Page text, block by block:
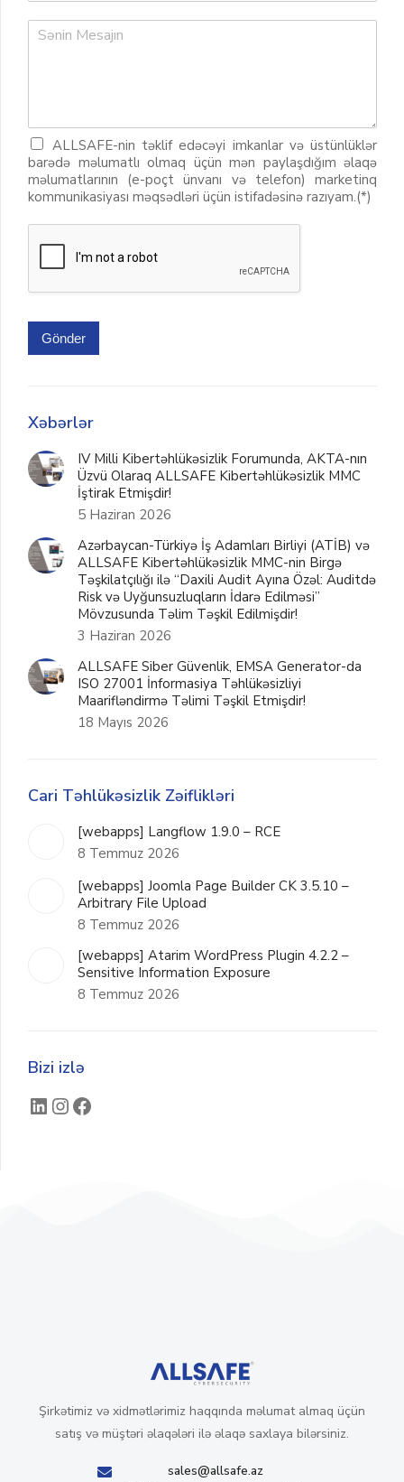
ALLSAFE-nin təklif edəcəyi imkanlar və üstünlüklər
barədə məlumatlı olmaq üçün mən paylaşdığım əlaqə
məlumatlarının (e-poçt ünvanı və telefon) marketinq
kommunikasiyası məqsədləri üçün istifadəsinə razıyam.(*)
Gönder
Xəbərlər
IV Milli Kibertəhlükəsizlik Forumunda, AKTA-nın
Üzvü Olaraq ALLSAFE Kibertəhlükəsizlik MMC
İştirak Etmişdir!
5 Haziran 2026
Azərbaycan-Türkiyə İş Adamları Birliyi (ATİB) və
ALLSAFE Kibertəhlükəsizlik MMC-nin Birgə
Təşkilatçılığı ilə “Daxili Audit Ayına Özəl: Auditdə
Risk və Uyğunsuzluqların İdarə Edilməsi”
Mövzusunda Təlim Təşkil Edilmişdir!
3 Haziran 2026
ALLSAFE Siber Güvenlik, EMSA Generator-da
ISO 27001 İnformasiya Təhlükəsizliyi
Maarifləndirmə Təlimi Təşkil Etmişdir!
18 Mayıs 2026
Cari Təhlükəsizlik Zəiflikləri
[webapps] Langflow 1.9.0 – RCE
8 Temmuz 2026
[webapps] Joomla Page Builder CK 3.5.10 –
Arbitrary File Upload
8 Temmuz 2026
[webapps] Atarim WordPress Plugin 4.2.2 –
Sensitive Information Exposure
8 Temmuz 2026
Bizi izlə
Şirkətimiz və xidmətlərimiz haqqında məlumat almaq üçün
satış və müştəri əlaqələri ilə əlaqə saxlaya bilərsiniz.
sales@allsafe.az